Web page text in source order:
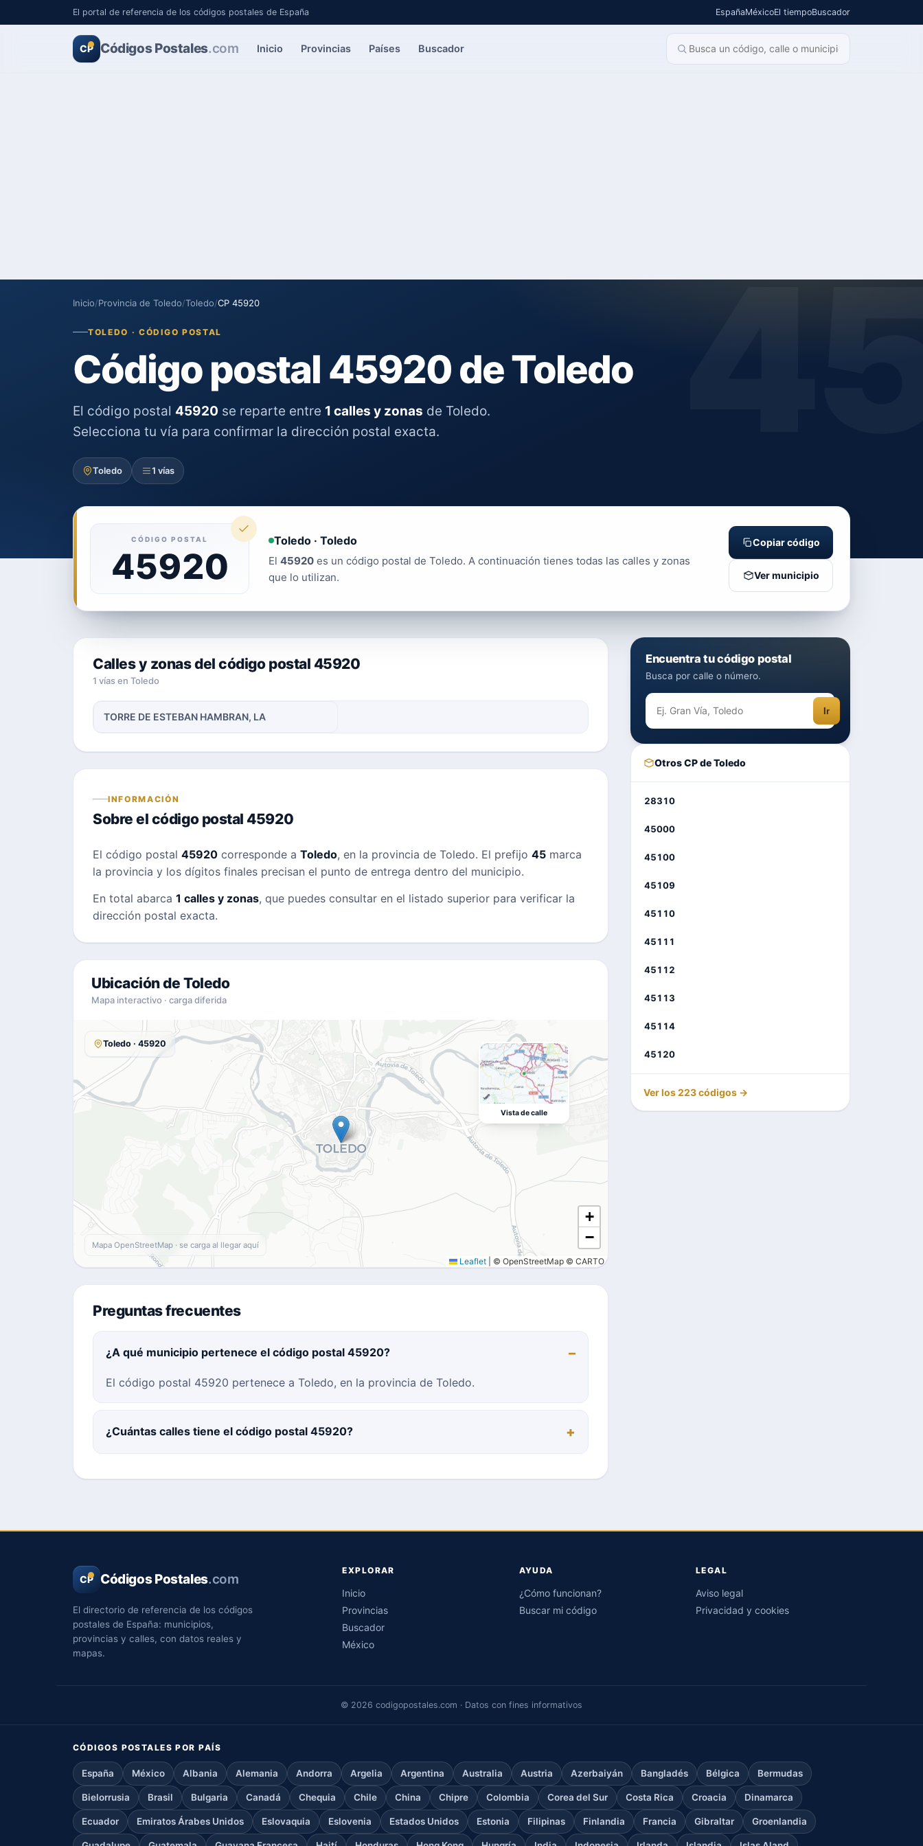
El portal de referencia de los códigos postales de España EspañaMéxicoEl tiempoBuscador
CP Códigos Postales.com Inicio Provincias Países Buscador
Inicio/Provincia de Toledo/Toledo/CP 45920
TOLEDO · CÓDIGO POSTAL
Código postal 45920 de Toledo
El código postal 45920 se reparte entre 1 calles y zonas de Toledo.
Selecciona tu vía para confirmar la dirección postal exacta.
Toledo 1 vías
CÓDIGO POSTAL
45920
Toledo · Toledo
El 45920 es un código postal de Toledo. A continuación tienes todas las calles y zonas
que lo utilizan.
Copiar código
Ver municipio
Calles y zonas del código postal 45920
1 vías en Toledo
TORRE DE ESTEBAN HAMBRAN, LA
INFORMACIÓN
Sobre el código postal 45920
El código postal 45920 corresponde a Toledo, en la provincia de Toledo. El prefijo 45 marca
la provincia y los dígitos finales precisan el punto de entrega dentro del municipio.
En total abarca 1 calles y zonas, que puedes consultar en el listado superior para verificar la
dirección postal exacta.
Ubicación de Toledo
Mapa interactivo · carga diferida
+
−
Leaflet © OpenStreetMap © CARTO
Toledo · 45920
Vista de calle
Mapa OpenStreetMap · se carga al llegar aquí
Preguntas frecuentes
¿A qué municipio pertenece el código postal 45920?
El código postal 45920 pertenece a Toledo, en la provincia de Toledo.
¿Cuántas calles tiene el código postal 45920?
Encuentra tu código postal
Busca por calle o número.
Ir
Otros CP de Toledo
28310
45000
45100
45109
45110
45111
45112
45113
45114
45120
Ver los 223 códigos →
CP Códigos Postales.com
El directorio de referencia de los códigos
postales de España: municipios,
provincias y calles, con datos reales y
mapas.
EXPLORAR
Inicio
Provincias
Buscador
México
AYUDA
¿Cómo funcionan?
Buscar mi código
LEGAL
Aviso legal
Privacidad y cookies
© 2026 codigopostales.com · Datos con fines informativos
CÓDIGOS POSTALES POR PAÍS
España México Albania Alemania Andorra Argelia Argentina Australia Austria Azerbaiyán Bangladés Bélgica Bermudas
Bielorrusia Brasil Bulgaria Canadá Chequia Chile China Chipre Colombia Corea del Sur Costa Rica Croacia Dinamarca
Ecuador Emiratos Árabes Unidos Eslovaquia Eslovenia Estados Unidos Estonia Filipinas Finlandia Francia Gibraltar Groenlandia